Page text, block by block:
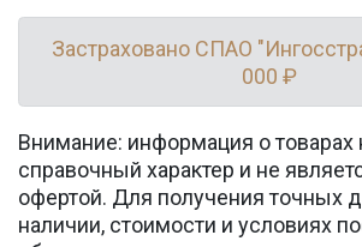
Застраховано СПАО
000 ₽
Внимание: информация о товарах
справочный характер и не
офертой. Для получения точных
наличии, стоимости и условиях